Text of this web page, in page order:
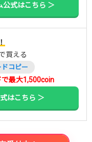
公式はこちら ＞
買える
ドコピー
最大1,500coin
はこちら ＞